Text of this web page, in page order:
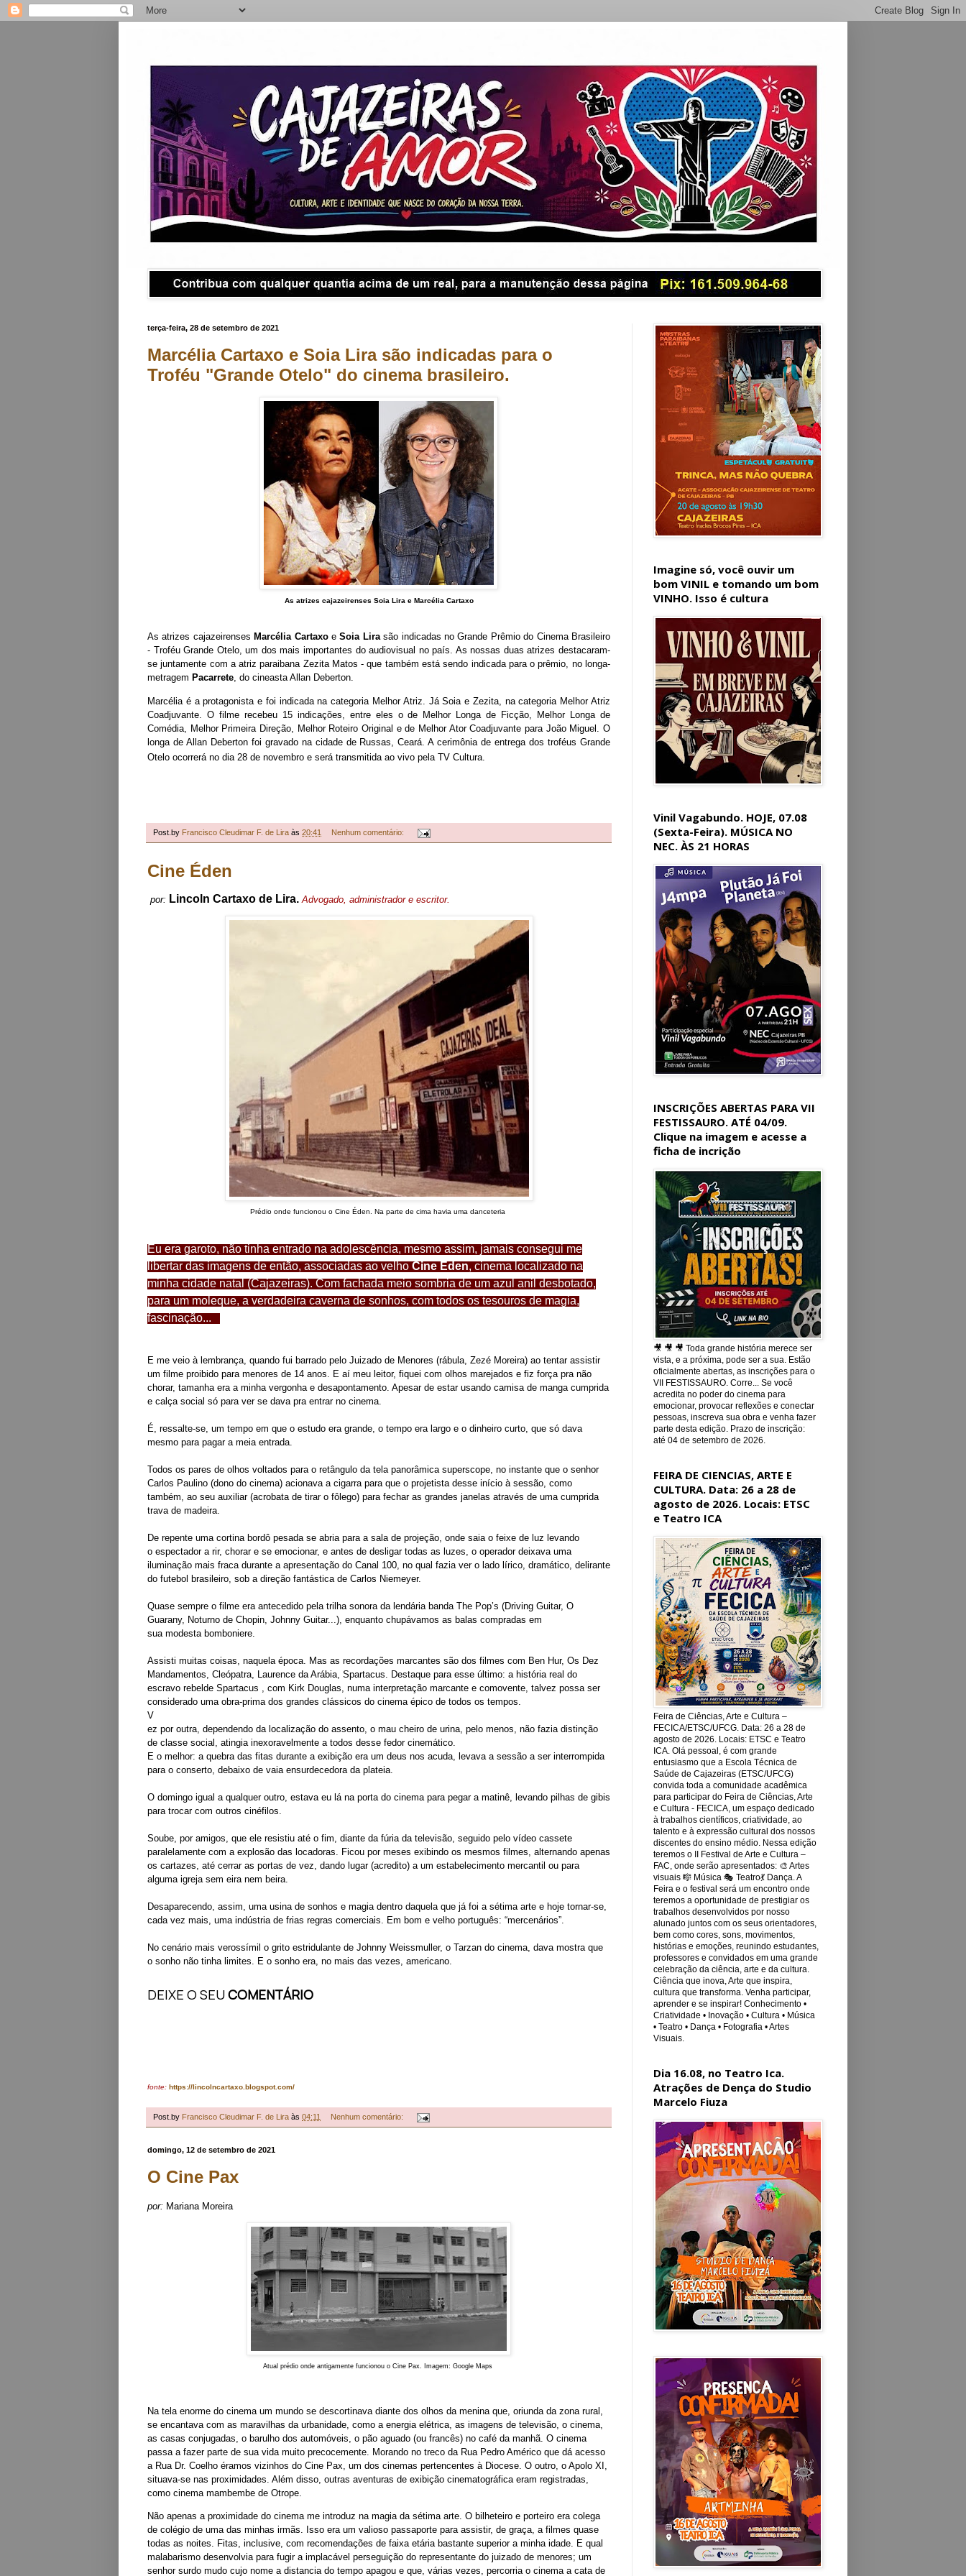
terça-feira, 28 de setembro de 2021
Marcélia Cartaxo e Soia Lira são indicadas para o
Troféu "Grande Otelo" do cinema brasileiro.
As atrizes cajazeirenses Soia Lira e Marcélia Cartaxo
As atrizes cajazeirenses Marcélia CartaxoeSoia Lirasão indicadas no Grande Prêmio do Cinema Brasileiro
- Troféu Grande Otelo, um dos mais importantes do audiovisual no país. As nossas duas atrizes destacaram-
se juntamente com a atriz paraibana Zezita Matos - que também está sendo indicada para o prêmio, no longa-
metragem Pacarrete, do cineasta Allan Deberton.
Marcélia é a protagonista e foi indicada na categoria Melhor Atriz. Já Soia e Zezita, na categoria Melhor Atriz
Coadjuvante. O filme recebeu 15 indicações, entre eles o de Melhor Longa de Ficção, Melhor Longa de
Comédia, Melhor Primeira Direção, Melhor Roteiro Original e de Melhor Ator Coadjuvante para João Miguel. O
longa de Allan Deberton foi gravado na cidade de Russas, Ceará. A cerimônia de entrega dos troféus Grande
Otelo ocorrerá no dia 28 de novembro e será transmitida ao vivo pela TV Cultura.
Post.by Francisco Cleudimar F. de Lira às 20:41 Nenhum comentário:
Cine Éden
por: Lincoln Cartaxo de Lira. Advogado, administrador e escritor.
Prédio onde funcionou o Cine Éden. Na parte de cima havia uma danceteria
Eu era garoto, não tinha entrado na adolescência, mesmo assim, jamais consegui me
libertar das imagens de então, associadas ao velho Cine Éden, cinema localizado na
minha cidade natal (Cajazeiras). Com fachada meio sombria de um azul anil desbotado,
para um moleque, a verdadeira caverna de sonhos, com todos os tesouros de magia,
fascinação...
E me veio à lembrança, quando fui barrado pelo Juizado de Menores (rábula, Zezé Moreira) ao tentar assistir
um filme proibido para menores de 14 anos. E aí meu leitor, fiquei com olhos marejados e fiz força pra não
chorar, tamanha era a minha vergonha e desapontamento. Apesar de estar usando camisa de manga cumprida
e calça social só para ver se dava pra entrar no cinema.
É, ressalte-se, um tempo em que o estudo era grande, o tempo era largo e o dinheiro curto, que só dava
mesmo para pagar a meia entrada.
Todos os pares de olhos voltados para o retângulo da tela panorâmica superscope, no instante que o senhor
Carlos Paulino (dono do cinema) acionava a cigarra para que o projetista desse início à sessão, como
também, ao seu auxiliar (acrobata de tirar o fôlego) para fechar as grandes janelas através de uma cumprida
trava de madeira.
De repente uma cortina bordô pesada se abria para a sala de projeção, onde saia o feixe de luz levando
o espectador a rir, chorar e se emocionar, e antes de desligar todas as luzes, o operador deixava uma
iluminação mais fraca durante a apresentação do Canal 100, no qual fazia ver o lado lírico, dramático, delirante
do futebol brasileiro, sob a direção fantástica de Carlos Niemeyer.
Quase sempre o filme era antecedido pela trilha sonora da lendária banda The Pop’s (Driving Guitar, O
Guarany, Noturno de Chopin, Johnny Guitar...), enquanto chupávamos as balas compradas em
sua modesta bomboniere.
Assisti muitas coisas, naquela época. Mas as recordações marcantes são dos filmes com Ben Hur, Os Dez
Mandamentos, Cleópatra, Laurence da Arábia, Spartacus. Destaque para esse último: a história real do
escravo rebelde Spartacus , com Kirk Douglas, numa interpretação marcante e comovente, talvez possa ser
considerado uma obra-prima dos grandes clássicos do cinema épico de todos os tempos.
V
ez por outra, dependendo da localização do assento, o mau cheiro de urina, pelo menos, não fazia distinção
de classe social, atingia inexoravelmente a todos desse fedor cinemático.
E o melhor: a quebra das fitas durante a exibição era um deus nos acuda, levava a sessão a ser interrompida
para o conserto, debaixo de vaia ensurdecedora da plateia.
O domingo igual a qualquer outro, estava eu lá na porta do cinema para pegar a matinê, levando pilhas de gibis
para trocar com outros cinéfilos.
Soube, por amigos, que ele resistiu até o fim, diante da fúria da televisão, seguido pelo vídeo cassete
paralelamente com a explosão das locadoras. Ficou por meses exibindo os mesmos filmes, alternando apenas
os cartazes, até cerrar as portas de vez, dando lugar (acredito) a um estabelecimento mercantil ou para
alguma igreja sem eira nem beira.
Desaparecendo, assim, uma usina de sonhos e magia dentro daquela que já foi a sétima arte e hoje tornar-se,
cada vez mais, uma indústria de frias regras comerciais. Em bom e velho português: “mercenários”.
No cenário mais verossímil o grito estridulante de Johnny Weissmuller, o Tarzan do cinema, dava mostra que
o sonho não tinha limites. E o sonho era, no mais das vezes, americano.
DEIXE O SEUCOMENTÁRIO
fonte: https://lincolncartaxo.blogspot.com/
Post.by Francisco Cleudimar F. de Lira às 04:11 Nenhum comentário:
domingo, 12 de setembro de 2021
O Cine Pax
por: Mariana Moreira
Atual prédio onde antigamente funcionou o Cine Pax. Imagem: Google Maps
Na tela enorme do cinema um mundo se descortinava diante dos olhos da menina que, oriunda da zona rural,
se encantava com as maravilhas da urbanidade, como a energia elétrica, as imagens de televisão, o cinema,
as casas conjugadas, o barulho dos automóveis, o pão aguado (ou francês) no café da manhã. O cinema
passa a fazer parte de sua vida muito precocemente. Morando no treco da Rua Pedro Américo que dá acesso
a Rua Dr. Coelho éramos vizinhos do Cine Pax, um dos cinemas pertencentes à Diocese. O outro, o Apolo XI,
situava-se nas proximidades. Além disso, outras aventuras de exibição cinematográfica eram registradas,
como cinema mambembe de Otrope.
Não apenas a proximidade do cinema me introduz na magia da sétima arte. O bilheteiro e porteiro era colega
de colégio de uma das minhas irmãs. Isso era um valioso passaporte para assistir, de graça, a filmes quase
todas as noites. Fitas, inclusive, com recomendações de faixa etária bastante superior a minha idade. E qual
malabarismo desenvolvia para fugir a implacável perseguição do representante do juizado de menores; um
senhor surdo mudo cujo nome a distancia do tempo apagou e que, várias vezes, percorria o cinema a cata de
Imagine só, você ouvir um
bom VINIL e tomando um bom
VINHO. Isso é cultura
Vinil Vagabundo. HOJE, 07.08
(Sexta-Feira). MÚSICA NO
NEC. ÀS 21 HORAS
INSCRIÇÕES ABERTAS PARA VII
FESTISSAURO. ATÉ 04/09.
Clique na imagem e acesse a
ficha de incrição
🎥 🎥 🎥 Toda grande história merece ser
vista, e a próxima, pode ser a sua. Estão
oficialmente abertas, as inscrições para o
VII FESTISSAURO. Corre... Se você
acredita no poder do cinema para
emocionar, provocar reflexões e conectar
pessoas, inscreva sua obra e venha fazer
parte desta edição. Prazo de inscrição:
até 04 de setembro de 2026.
FEIRA DE CIENCIAS, ARTE E
CULTURA. Data: 26 a 28 de
agosto de 2026. Locais: ETSC
e Teatro ICA
Feira de Ciências, Arte e Cultura –
FECICA/ETSC/UFCG. Data: 26 a 28 de
agosto de 2026. Locais: ETSC e Teatro
ICA. Olá pessoal, é com grande
entusiasmo que a Escola Técnica de
Saúde de Cajazeiras (ETSC/UFCG)
convida toda a comunidade acadêmica
para participar do Feira de Ciências, Arte
e Cultura - FECICA, um espaço dedicado
à trabalhos científicos, criatividade, ao
talento e à expressão cultural dos nossos
discentes do ensino médio. Nessa edição
teremos o II Festival de Arte e Cultura –
FAC, onde serão apresentados: 🎨 Artes
visuais 🎼 Música 🎭 Teatro💃 Dança. A
Feira e o festival será um encontro onde
teremos a oportunidade de prestigiar os
trabalhos desenvolvidos por nosso
alunado juntos com os seus orientadores,
bem como cores, sons, movimentos,
histórias e emoções, reunindo estudantes,
professores e convidados em uma grande
celebração da ciência, arte e da cultura.
Ciência que inova, Arte que inspira,
cultura que transforma. Venha participar,
aprender e se inspirar! Conhecimento •
Criatividade • Inovação • Cultura • Música
• Teatro • Dança • Fotografia • Artes
Visuais.
Dia 16.08, no Teatro Ica.
Atrações de Dença do Studio
Marcelo Fiuza